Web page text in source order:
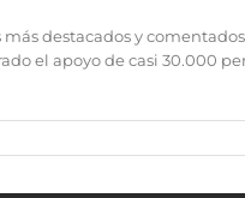
destacados y
el apoyo de casi 30.000